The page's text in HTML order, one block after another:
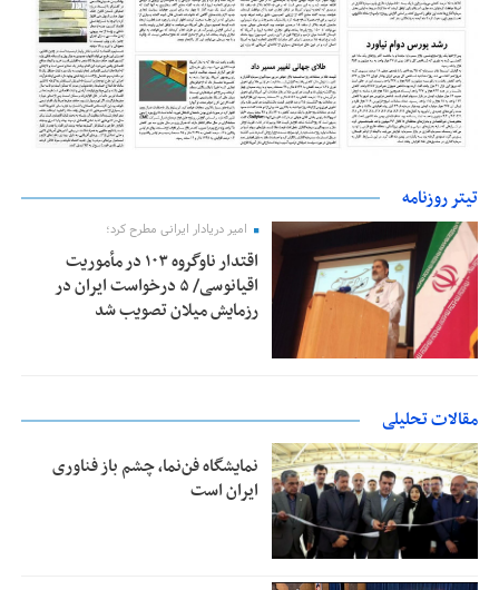
تیتر روزنامه
امیر دریادار ایرانی مطرح کرد؛
اقتدار ناوگروه ۱۰۳ در مأموریت‌
اقیانوسی/ ۵ درخواست ایران در
رزمایش میلان تصویب شد
مقالات تحلیلی
نمایشگاه فن‌نما، چشم باز فناوری
ایران است